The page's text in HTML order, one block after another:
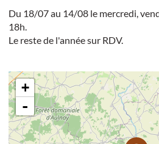
Du 18/07 au 14/08 le mercredi,
18h.
Le reste de l'année sur RDV.
+
-